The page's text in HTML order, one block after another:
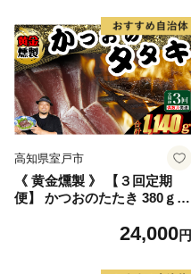
単調理 惣菜 訳あり 規格外 不
揃い 冷凍
高知県室戸市
《 黄金燻製 》 【３回定期
便】 かつおのたたき 380ｇ以
きめ１節） 惣菜 詰め合わせ
24,000円